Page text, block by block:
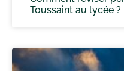
Toussaint au lycée ?